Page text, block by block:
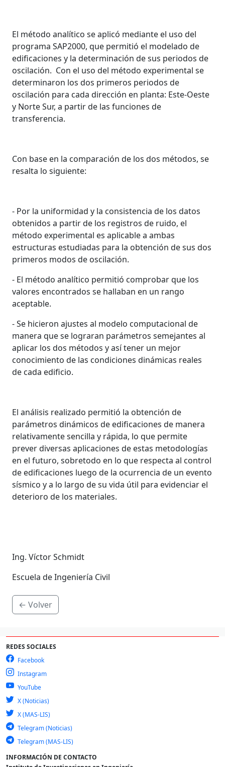
El método analítico se aplicó mediante el uso del
programa SAP2000, que permitió el modelado de
edificaciones y la determinación de sus periodos de
oscilación. Con el uso del método experimental se
determinaron los dos primeros periodos de
oscilación para cada dirección en planta: Este-Oeste
y Norte Sur, a partir de las funciones de
transferencia.
Con base en la comparación de los dos métodos, se
resalta lo siguiente:
- Por la uniformidad y la consistencia de los datos
obtenidos a partir de los registros de ruido, el
método experimental es aplicable a ambas
estructuras estudiadas para la obtención de sus dos
primeros modos de oscilación.
- El método analítico permitió comprobar que los
valores encontrados se hallaban en un rango
aceptable.
- Se hicieron ajustes al modelo computacional de
manera que se lograran parámetros semejantes al
aplicar los dos métodos y así tener un mejor
conocimiento de las condiciones dinámicas reales
de cada edificio.
El análisis realizado permitió la obtención de
parámetros dinámicos de edificaciones de manera
relativamente sencilla y rápida, lo que permite
prever diversas aplicaciones de estas metodologías
en el futuro, sobretodo en lo que respecta al control
de edificaciones luego de la ocurrencia de un evento
sísmico y a lo largo de su vida útil para evidenciar el
deterioro de los materiales.
Ing. Víctor Schmidt
Escuela de Ingeniería Civil
← Volver
REDES SOCIALES
Facebook
Instagram
YouTube
X (Noticias)
X (MAS-LIS)
Telegram (Noticias)
Telegram (MAS-LIS)
INFORMACIÓN DE CONTACTO